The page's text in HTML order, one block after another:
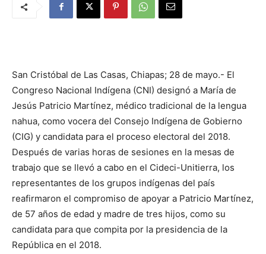
San Cristóbal de Las Casas, Chiapas; 28 de mayo.- El
Congreso Nacional Indígena (CNI) designó a María de
Jesús Patricio Martínez, médico tradicional de la lengua
nahua, como vocera del Consejo Indígena de Gobierno
(CIG) y candidata para el proceso electoral del 2018.
Después de varias horas de sesiones en la mesas de
trabajo que se llevó a cabo en el Cideci-Unitierra, los
representantes de los grupos indígenas del país
reafirmaron el compromiso de apoyar a Patricio Martínez,
de 57 años de edad y madre de tres hijos, como su
candidata para que compita por la presidencia de la
República en el 2018.